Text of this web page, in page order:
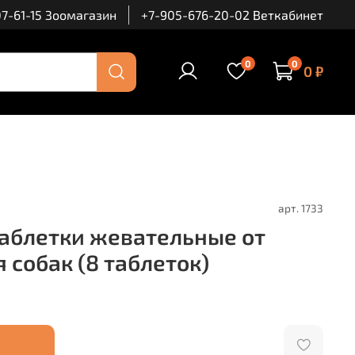
61-15 Зоомагазин +7-905-676-20-02 Веткабинет
0 0 0 ₽
арт. 1733
жевательные от
(8 таблеток)